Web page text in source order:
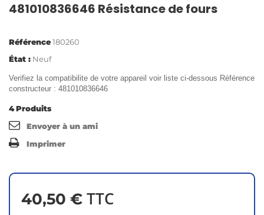
481010836646 Résistance de fours
Référence180260
État : Neuf
Verifiez la compatibilite de votre appareil voir liste ci-dessous Référence
constructeur : 481010836646
4Produits
Envoyer à un ami
Imprimer
40,50 € TTC